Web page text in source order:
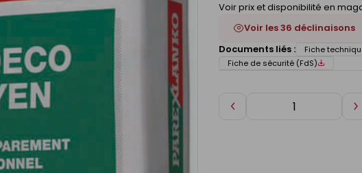
Voir prix et disponibilité en
Voir les 36 déclinaisons
Documents liés :
Fiche
Fiche de sécurité (FdS)
Diminuer